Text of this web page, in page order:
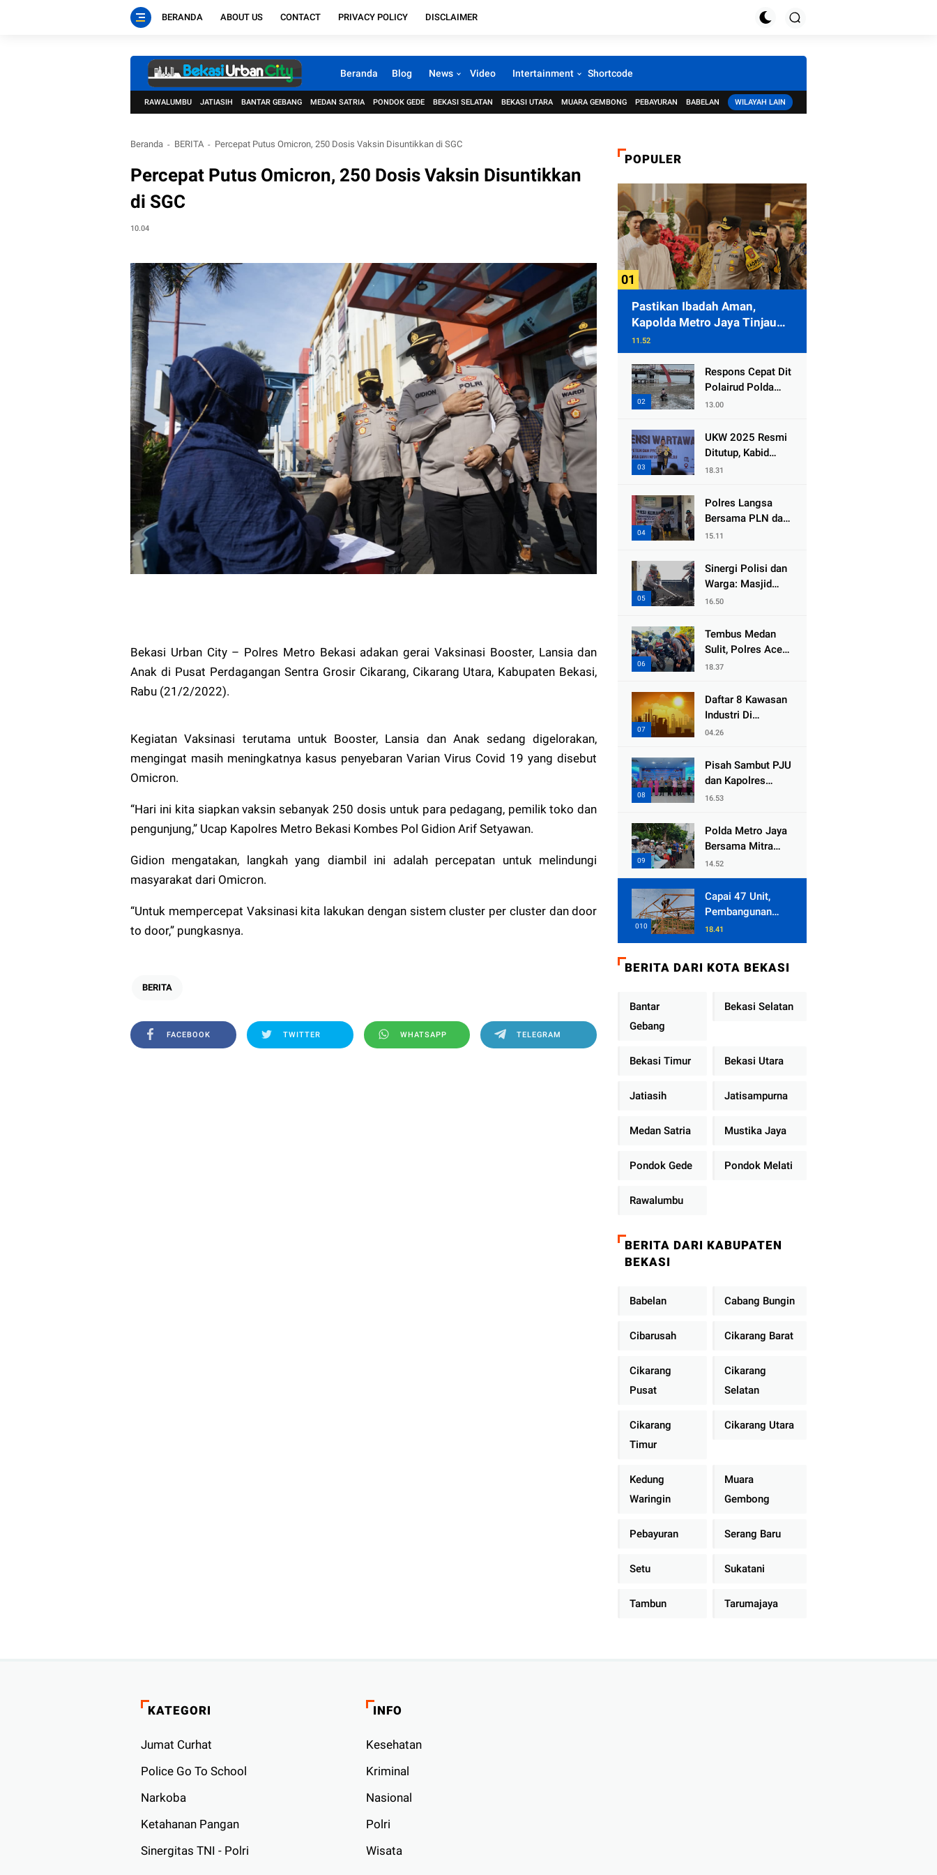
BERANDA ABOUT US CONTACT PRIVACY POLICY DISCLAIMER
Beranda Blog News Video Intertainment Shortcode
RAWALUMBU JATIASIH BANTAR GEBANG MEDAN SATRIA PONDOK GEDE BEKASI SELATAN BEKASI UTARA MUARA GEMBONG PEBAYURAN BABELAN WILAYAH LAIN
Beranda BERITA Percepat Putus Omicron, 250 Dosis Vaksin Disuntikkan di SGC
Percepat Putus Omicron, 250 Dosis Vaksin Disuntikkan
di SGC
10.04
Bekasi Urban City – Polres Metro Bekasi adakan gerai Vaksinasi Booster, Lansia dan
Anak di Pusat Perdagangan Sentra Grosir Cikarang, Cikarang Utara, Kabupaten Bekasi,
Rabu (21/2/2022).
Kegiatan Vaksinasi terutama untuk Booster, Lansia dan Anak sedang digelorakan,
mengingat masih meningkatnya kasus penyebaran Varian Virus Covid 19 yang disebut
Omicron.
“Hari ini kita siapkan vaksin sebanyak 250 dosis untuk para pedagang, pemilik toko dan
pengunjung,” Ucap Kapolres Metro Bekasi Kombes Pol Gidion Arif Setyawan.
Gidion mengatakan, langkah yang diambil ini adalah percepatan untuk melindungi
masyarakat dari Omicron.
“Untuk mempercepat Vaksinasi kita lakukan dengan sistem cluster per cluster dan door
to door,” pungkasnya.
BERITA
FACEBOOK TWITTER WHATSAPP TELEGRAM
POPULER
Pastikan Ibadah Aman,
Kapolda Metro Jaya Tinjau
Pengamanan Gereja di Kelapa
Gading
11.52
Respons Cepat Dit
Polairud Polda
Jatim Selamatkan
Lumpur di Wisata
Kenjeran
13.00
UKW 2025 Resmi
Ditutup, Kabid
Humas PMJ: Pers
Strategis Polri
Tangkal Hoaks
18.31
Polres Langsa
Bersama PLN dan
Warga
Kemanusiaan
Pascabanjir di
15.11
Sinergi Polisi dan
Warga: Masjid
Syuhada, Bener
dari Duka Bencana
16.50
Tembus Medan
Sulit, Polres Aceh
Tengah
Sembako dan
Sling Baja ke
18.37
Daftar 8 Kawasan
Industri Di
Kabupaten Bekasi,
Cinlok Juga Ada
Gak ?
04.26
Pisah Sambut PJU
dan Kapolres
Jajaran, Kapolda
Tekankan
Pelayanan Publik
16.53
Polda Metro Jaya
Bersama Mitra
Gelar Jumat
Peduli Tingkatkan
Kepedulian Sosial
14.52
Capai 47 Unit,
Pembangunan
Huntara Sat
Brimob Polda
Berjalan di Pauh
18.41
BERITA DARI KOTA BEKASI
Bantar
Gebang
Bekasi Selatan
Bekasi Timur Bekasi Utara
Jatiasih Jatisampurna
Medan Satria Mustika Jaya
Pondok Gede Pondok Melati
Rawalumbu
BERITA DARI KABUPATEN
BEKASI
Babelan Cabang Bungin
Cibarusah Cikarang Barat
Cikarang
Pusat
Cikarang
Selatan
Cikarang
Timur
Cikarang Utara
Kedung
Waringin
Muara
Gembong
Pebayuran Serang Baru
Setu Sukatani
Tambun Tarumajaya
KATEGORI
Jumat Curhat
Police Go To School
Narkoba
Ketahanan Pangan
Sinergitas TNI - Polri
INFO
Kesehatan
Kriminal
Nasional
Polri
Wisata